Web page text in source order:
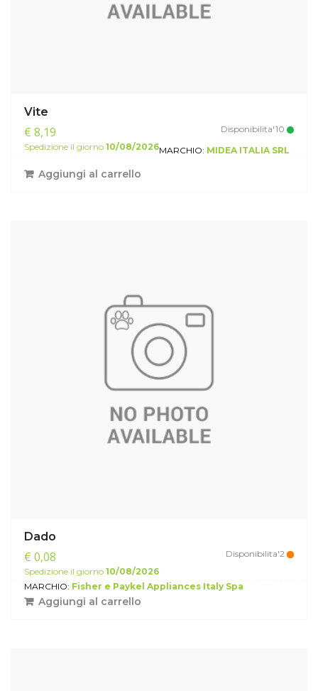
Vite
€ 8,19
Disponibilita'10
Spedizione il giorno 10/08/2026MARCHIO: MIDEA ITALIA SRL
Aggiungi al carrello
Dado
€ 0,08
Disponibilita'2
Spedizione il giorno 10/08/2026
MARCHIO: Fisher e Paykel Appliances Italy Spa
Aggiungi al carrello